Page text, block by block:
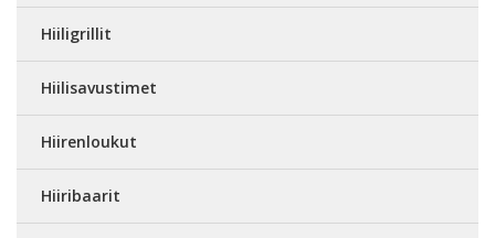
Hiiligrillit
Hiilisavustimet
Hiirenloukut
Hiiribaarit